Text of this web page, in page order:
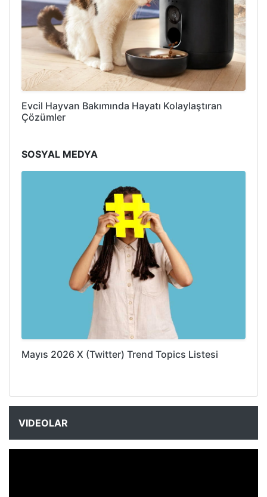
Evcil Hayvan Bakımında Hayatı Kolaylaştıran
Çözümler
SOSYAL MEDYA
Mayıs 2026 X (Twitter) Trend Topics Listesi
VIDEOLAR